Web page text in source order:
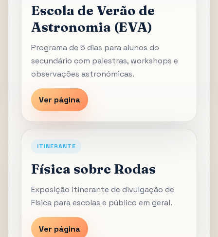
Escola de Verão de
Astronomia (EVA)
Programa de 5 dias para alunos do
secundário com palestras, workshops e
observações astronómicas.
Ver página
ITINERANTE
Física sobre Rodas
Exposição itinerante de divulgação de
Física para escolas e público em geral.
Ver página